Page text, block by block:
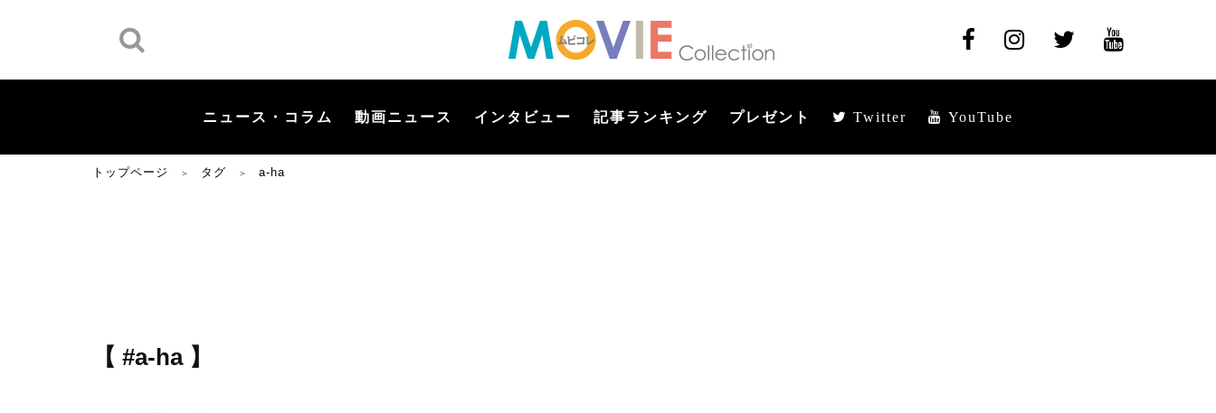
ニュース・コラム 動画ニュース インタビュー 記事ランキング プレゼント Twitter YouTube
トップページ ＞ タグ ＞ a-ha
【 #a-ha 】